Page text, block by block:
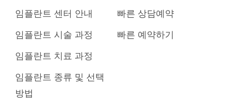
임플란트 센터 안내
임플란트 시술 과정
임플란트 치료 과정
임플란트 종류 및 선택
방법
빠른 상담예약
빠른 예약하기